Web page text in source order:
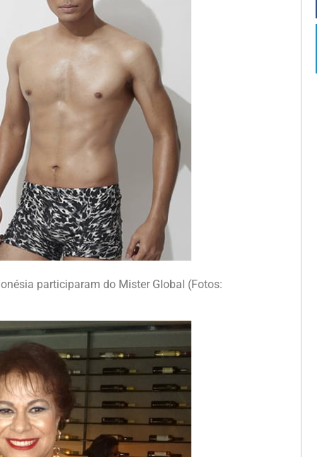
participaram do Mister Global (Fotos: